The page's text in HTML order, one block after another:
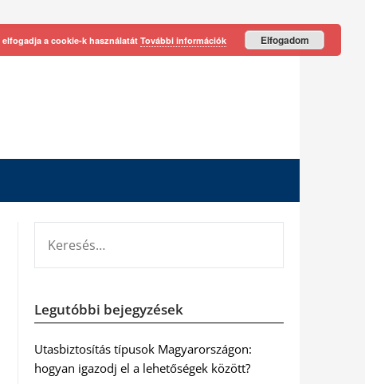
Legutóbbi bejegyzések
Utasbiztosítás típusok Magyarországon:
hogyan igazodj el a lehetőségek között?
a cookie-k használatát További információk Elfogadom